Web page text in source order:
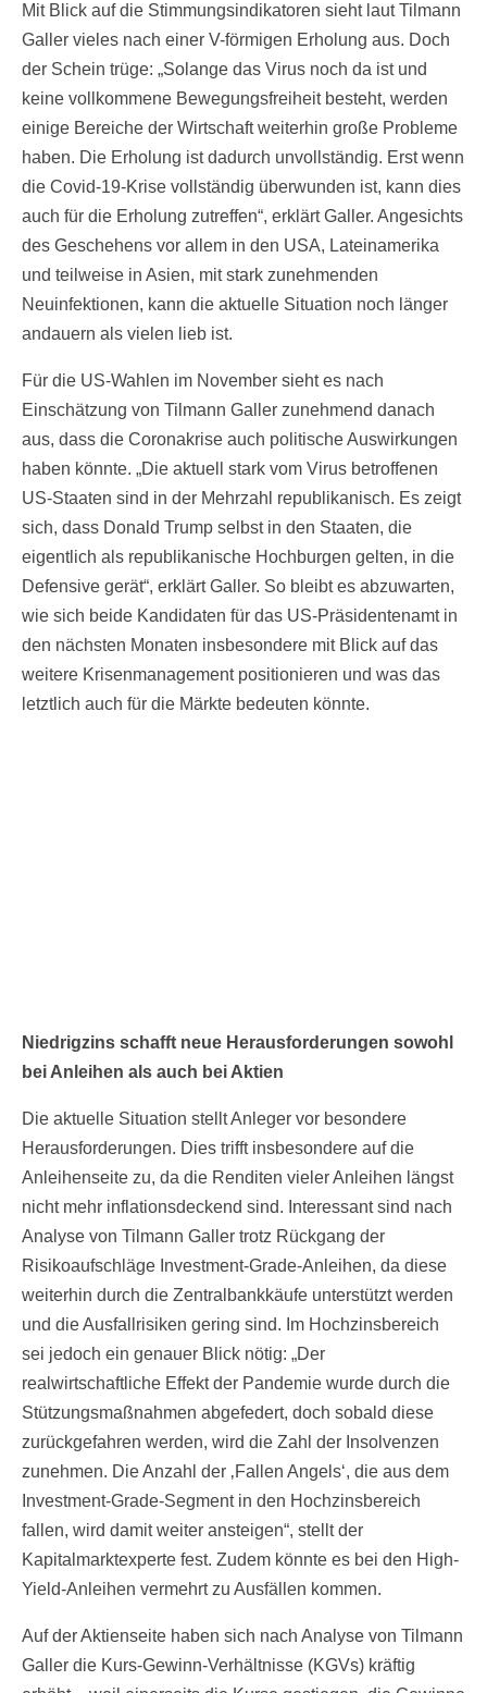
Mit Blick auf die Stimmungsindikatoren sieht laut Tilmann
Galler vieles nach einer V-förmigen Erholung aus. Doch
der Schein trüge: „Solange das Virus noch da ist und
keine vollkommene Bewegungsfreiheit besteht, werden
einige Bereiche der Wirtschaft weiterhin große Probleme
haben. Die Erholung ist dadurch unvollständig. Erst wenn
die Covid-19-Krise vollständig überwunden ist, kann dies
auch für die Erholung zutreffen“, erklärt Galler. Angesichts
des Geschehens vor allem in den USA, Lateinamerika
und teilweise in Asien, mit stark zunehmenden
Neuinfektionen, kann die aktuelle Situation noch länger
andauern als vielen lieb ist.
Für die US-Wahlen im November sieht es nach
Einschätzung von Tilmann Galler zunehmend danach
aus, dass die Coronakrise auch politische Auswirkungen
haben könnte. „Die aktuell stark vom Virus betroffenen
US-Staaten sind in der Mehrzahl republikanisch. Es zeigt
sich, dass Donald Trump selbst in den Staaten, die
eigentlich als republikanische Hochburgen gelten, in die
Defensive gerät“, erklärt Galler. So bleibt es abzuwarten,
wie sich beide Kandidaten für das US-Präsidentenamt in
den nächsten Monaten insbesondere mit Blick auf das
weitere Krisenmanagement positionieren und was das
letztlich auch für die Märkte bedeuten könnte.
Niedrigzins schafft neue Herausforderungen sowohl
bei Anleihen als auch bei Aktien
Die aktuelle Situation stellt Anleger vor besondere
Herausforderungen. Dies trifft insbesondere auf die
Anleihenseite zu, da die Renditen vieler Anleihen längst
nicht mehr inflationsdeckend sind. Interessant sind nach
Analyse von Tilmann Galler trotz Rückgang der
Risikoaufschläge Investment-Grade-Anleihen, da diese
weiterhin durch die Zentralbankkäufe unterstützt werden
und die Ausfallrisiken gering sind. Im Hochzinsbereich
sei jedoch ein genauer Blick nötig: „Der
realwirtschaftliche Effekt der Pandemie wurde durch die
Stützungsmaßnahmen abgefedert, doch sobald diese
zurückgefahren werden, wird die Zahl der Insolvenzen
zunehmen. Die Anzahl der ‚Fallen Angels‘, die aus dem
Investment-Grade-Segment in den Hochzinsbereich
fallen, wird damit weiter ansteigen“, stellt der
Kapitalmarktexperte fest. Zudem könnte es bei den High-
Yield-Anleihen vermehrt zu Ausfällen kommen.
Auf der Aktienseite haben sich nach Analyse von Tilmann
Galler die Kurs-Gewinn-Verhältnisse (KGVs) kräftig